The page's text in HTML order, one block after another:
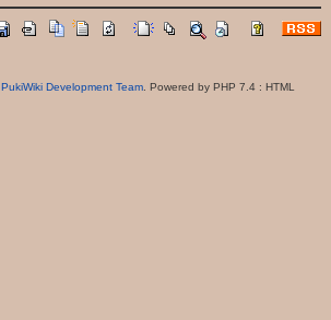
PukiWiki Development Team. Powered by PHP 7.4 : HTML